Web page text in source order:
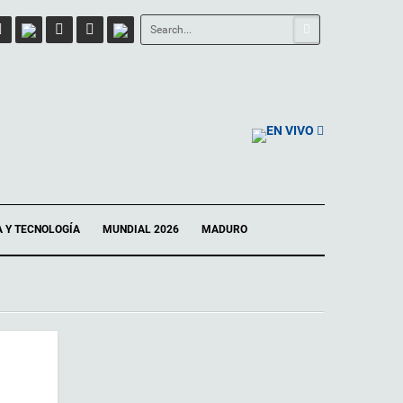
EN VIVO
Y TECNOLOGÍA MUNDIAL 2026 MADURO